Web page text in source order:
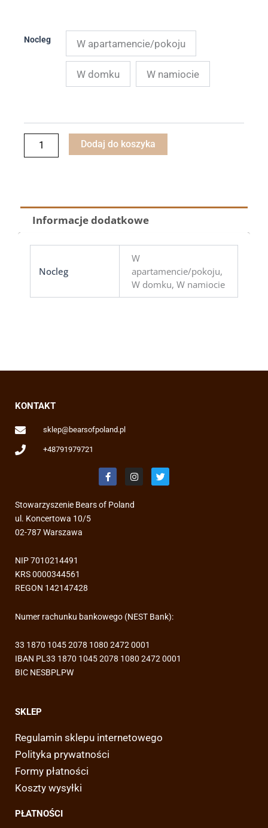
Nocleg W apartamencie/pokoju
W domku W namiocie
ilość
Dodatkowa
Dodaj do koszyka
Informacje dodatkowe
Nocleg
W
apartamencie/pokoju,
W domku, W namiocie
KONTAKT
sklep@bearsofpoland.pl
+48791979721
F
a
c
b
I
n
s
a
T
w
i
Stowarzyszenie Bears of Poland
ul. Koncertowa 10/5
02-787 Warszawa
NIP 7010214491
KRS 0000344561
REGON 142147428
Numer rachunku bankowego (NEST Bank):
33 1870 1045 2078 1080 2472 0001
IBAN PL33 1870 1045 2078 1080 2472 0001
BIC NESBPLPW
SKLEP
Regulamin sklepu internetowego
Polityka prywatności
Formy płatności
Koszty wysyłki
PŁATNOŚCI